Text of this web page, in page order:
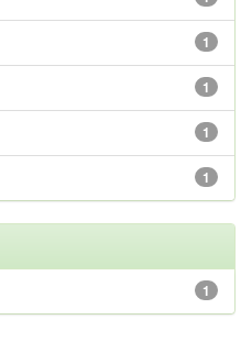
1
1
1
1
1